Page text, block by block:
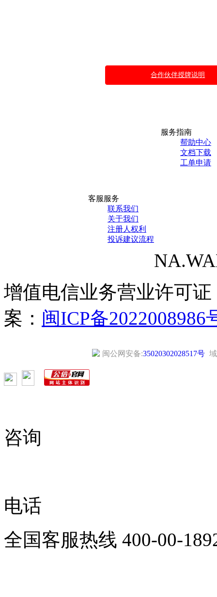
合作伙伴授牌说明
服务指南
帮助中心
文档下载
工单申请
客服服务
联系我们
关于我们
注册人权利
投诉建议流程
增值电信业务营业许可证
案： 闽ICP备2022008986
闽公网安备:35020302028517号
咨询
电话
全国客服热线 400-00-